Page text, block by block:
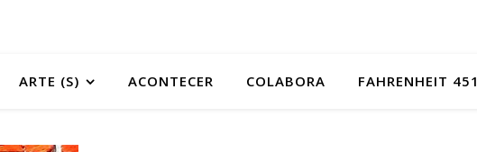
ARTE (S) ACONTECER COLABORA FAHRENHEIT 451